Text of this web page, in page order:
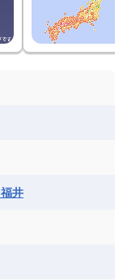
福井